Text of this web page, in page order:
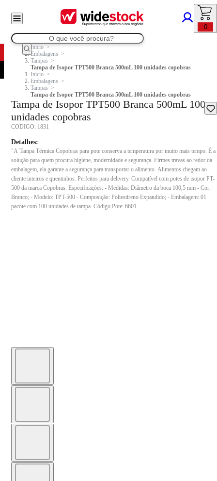
0
Início
Embalagens
Tampas
Tampa de Isopor TPT500 Branca 500mL 100 unidades copobras
Início
Embalagens
Tampas
Tampa de Isopor TPT500 Branca 500mL 100 unidades copobras
Tampa de Isopor TPT500 Branca 500mL 100
unidades copobras
CODIGO: 1831
Detalhes:
"A Tampa Térmica Copobras para pote conserva a temperatura por muito mais tempo. É a
solução para quem procura higiene, modernidade e segurança. Firmes travas ao redor da
embalagem, ela garante a segurança para transportar o alimento. Alimentos chegam ao
cliente inteiros e quentinhos. Perfeitos para delivery. Compatível com potes de isopor PT-
500 da marca Copobras. Especificações: - Medidas: Diâmetro da boca 100,5 mm - Cor:
Branco; - Modelo: TPT-500 - Composição: Poliestireno Expandido; - Embalagem: 01
pacote com 100 unidades de tampa. Código Pote: 6601